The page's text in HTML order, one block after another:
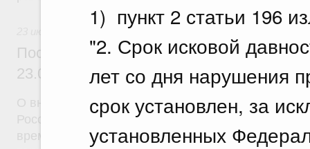
1) пункт 2 статьи 196
"2. Срок исковой
лет со дня нарушения
срок установлен, за
установленных
Постановление Правительства
23.07.2026 г. № 926
О внесении на ратификацию Соглашения между
Российской Федерации и Правительством
временной трудовой деятельности граждан